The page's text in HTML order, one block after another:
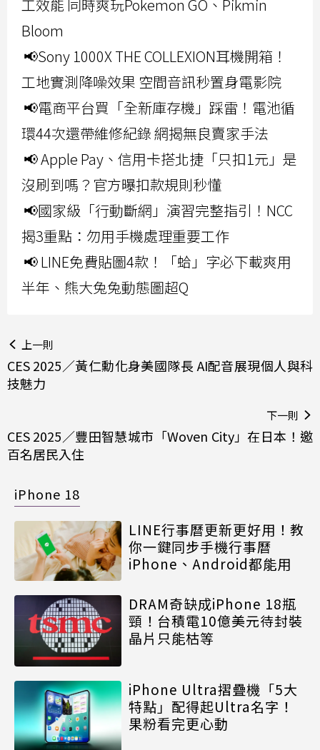
工效能 同時爽玩Pokemon GO、Pikmin
Bloom
📢Sony 1000X THE COLLEXION耳機開箱！
工地實測降噪效果 空間音訊秒置身電影院
📢電商平台買「全新庫存機」踩雷！電池循
環44次還帶維修紀錄 網揭無良賣家手法
📢 Apple Pay、信用卡搭北捷「只扣1元」是
沒刷到嗎？官方曝扣款規則秒懂
📢國家級「行動斷網」演習完整指引！NCC
揭3重點：勿用手機處理重要工作
📢 LINE免費貼圖4款！「蛤」字必下載爽用
半年、熊大兔兔動態圖超Q
上一則
CES 2025／黃仁勳化身美國隊長 AI配音展現個人與科
技魅力
下一則
CES 2025／豐田智慧城市「Woven City」在日本！邀
百名居民入住
iPhone 18
LINE行事曆更新更好用！教
你一鍵同步手機行事曆
iPhone、Android都能用
DRAM奇缺成iPhone 18瓶
頸！台積電10億美元待封裝
晶片只能枯等
iPhone Ultra摺疊機「5大
特點」配得起Ultra名字！
果粉看完更心動